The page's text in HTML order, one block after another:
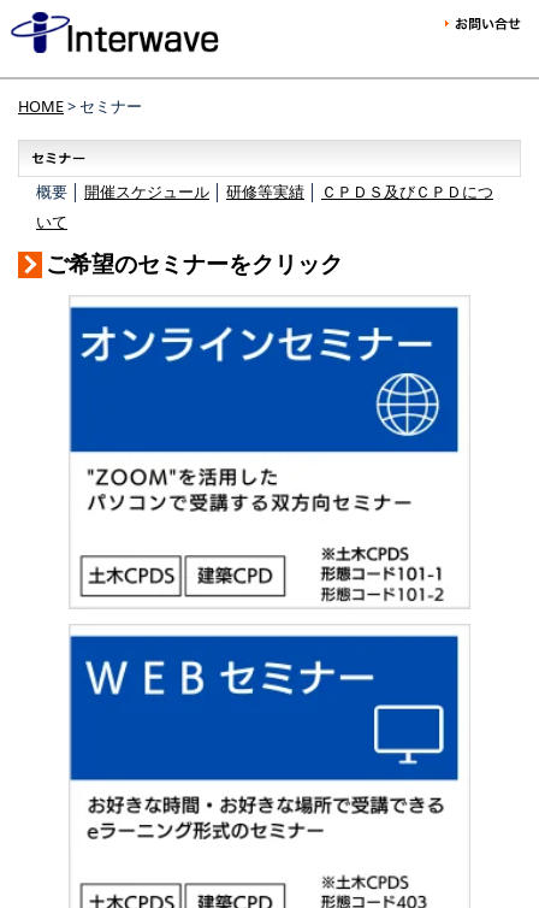
HOME> セミナー
概要 │ 開催スケジュール 研修等実績
ＣＰＤＳ及びＣＰＤにつ
いて
ご希望のセミナーをクリック